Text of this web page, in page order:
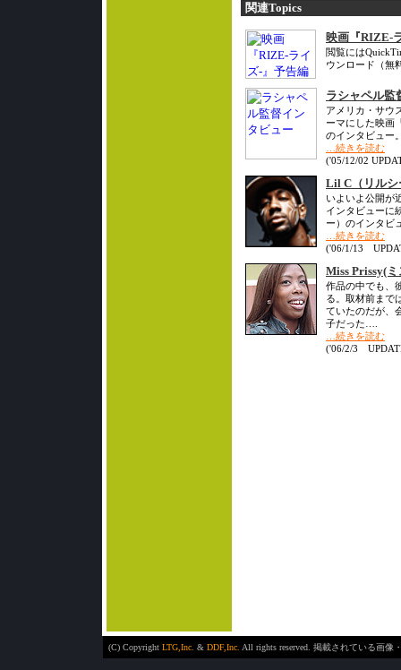
関連Topics
映画『RIZE-
閲覧には
ウンロード（無
ラシャペル監
アメリカ・サウ
ーマにした映画
のインタビュー
…続きを読む
('05/12/02
Lil C（リルシ
いよいよ公開が
インタビューに
ー）のインタビ
…続きを読む
('06/1/13
Miss Prissy(
作品の中でも、
る。取材前まで
ていたのだが、
子だった….
…続きを読む
('06/2/3
(C) Copyright LTG,Inc. & DDF,Inc. All rights reserved. 掲載されている画